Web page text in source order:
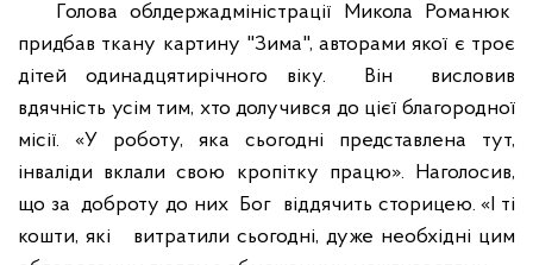
Голова облдержадміністрації Микола Романюк
придбав ткану картину "Зима", авторами якої є троє
дітей одинадцятирічного віку.
Він
висловив
вдячність усім тим, хто долучився до цієї благородної
місії. «У роботу, яка сьогодні представлена тут,
інваліди вклали свою кропітку працю». Наголосив,
що за доброту до них Бог віддячить сторицею. «І ті
кошти, які
витратили сьогодні, дуже необхідні цим